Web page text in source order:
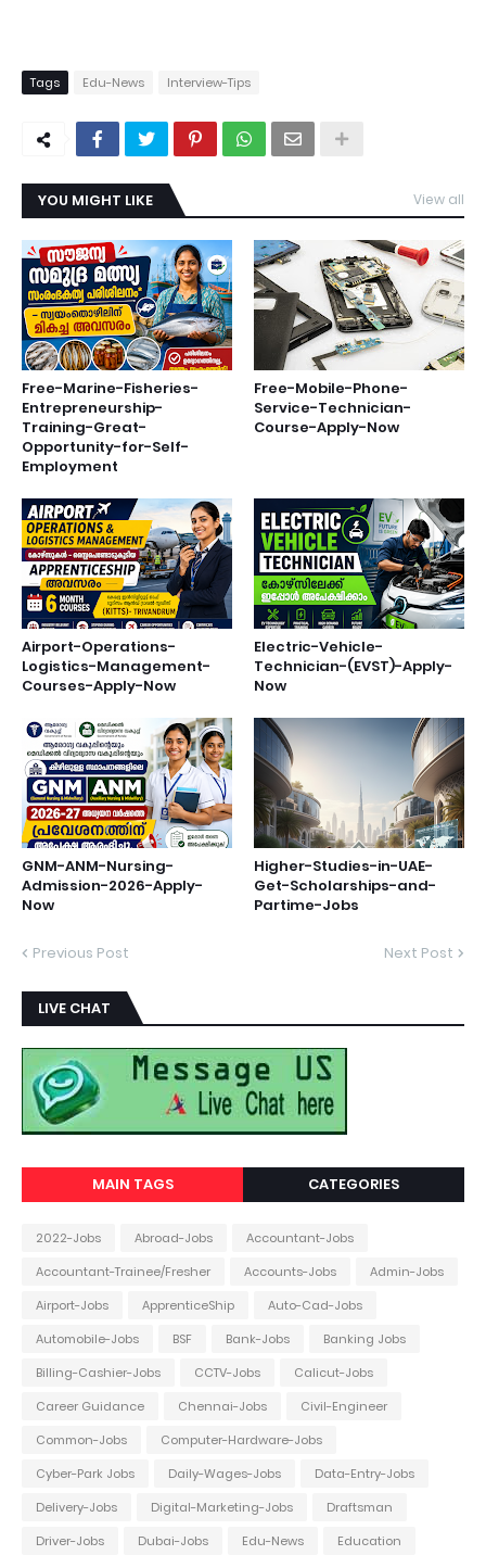
Tags Edu-News Interview-Tips
YOU MIGHT LIKE View all
Free-Marine-Fisheries-
Entrepreneurship-
Training-Great-
Opportunity-for-Self-
Employment
Free-Mobile-Phone-
Service-Technician-
Course-Apply-Now
Airport-Operations-
Logistics-Management-
Courses-Apply-Now
Electric-Vehicle-
Technician-(EVST)-Apply-
Now
GNM-ANM-Nursing-
Admission-2026-Apply-
Now
Higher-Studies-in-UAE-
Get-Scholarships-and-
Partime-Jobs
Previous Post Next Post
LIVE CHAT
MAIN TAGS CATEGORIES
2022-Jobs Abroad-Jobs
Accountant-Jobs
Accountant-Trainee/Fresher
Accounts-Jobs
Admin-Jobs
Airport-Jobs
ApprenticeShip
Auto-Cad-Jobs
Automobile-Jobs
BSF Bank-Jobs
Banking Jobs
Billing-Cashier-Jobs
CCTV-Jobs
Calicut-Jobs
Career Guidance
Chennai-Jobs
Civil-Engineer
Common-Jobs
Computer-Hardware-Jobs
Cyber-Park Jobs
Daily-Wages-Jobs
Data-Entry-Jobs
Delivery-Jobs
Digital-Marketing-Jobs
Draftsman
Driver-Jobs
Dubai-Jobs Edu-News
Education